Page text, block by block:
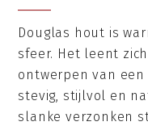
Douglas hout is
sfeer. Het leent
ontwerpen van
stevig, stijlvol en
slanke verzonken